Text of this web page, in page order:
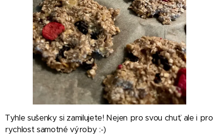
Tyhle sušenky si zamilujete! Nejen pro svou chuť, ale i pro
rychlost samotné výroby :-)